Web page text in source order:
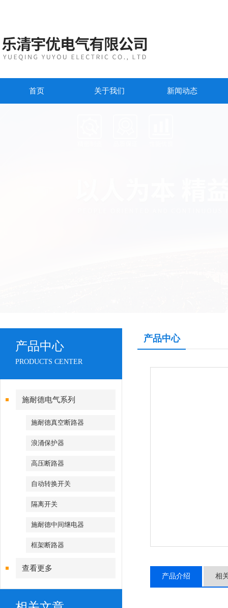
首页 关于我们 新闻动态
产品中心
PRODUCTS CENTER
施耐德电气系列
施耐德真空断路器
浪涌保护器
高压断路器
自动转换开关
隔离开关
施耐德中间继电器
框架断路器
查看更多
产品中心
产品介绍 相